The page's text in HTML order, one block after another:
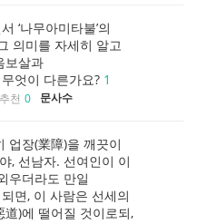
‘나무아미타불’의
의미를 자세히 알고
보살과
엇이 다른가요? 1
추천 0 문사수
업장(業障)을 깨끗이
, 선남자. 선여인이 이
우더라도 만일
면, 이 사람은 선세의
)에 떨어질 것이로되,